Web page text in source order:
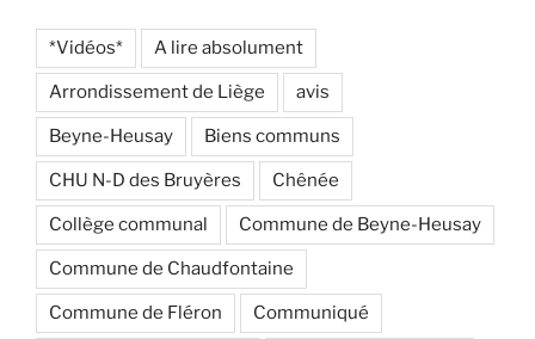
*Vidéos* A lire absolument
Arrondissement de Liège avis
Beyne-Heusay Biens communs
CHU N-D des Bruyères Chênée
Collège communal Commune de Beyne-Heusay
Commune de Chaudfontaine
Commune de Fléron Communiqué